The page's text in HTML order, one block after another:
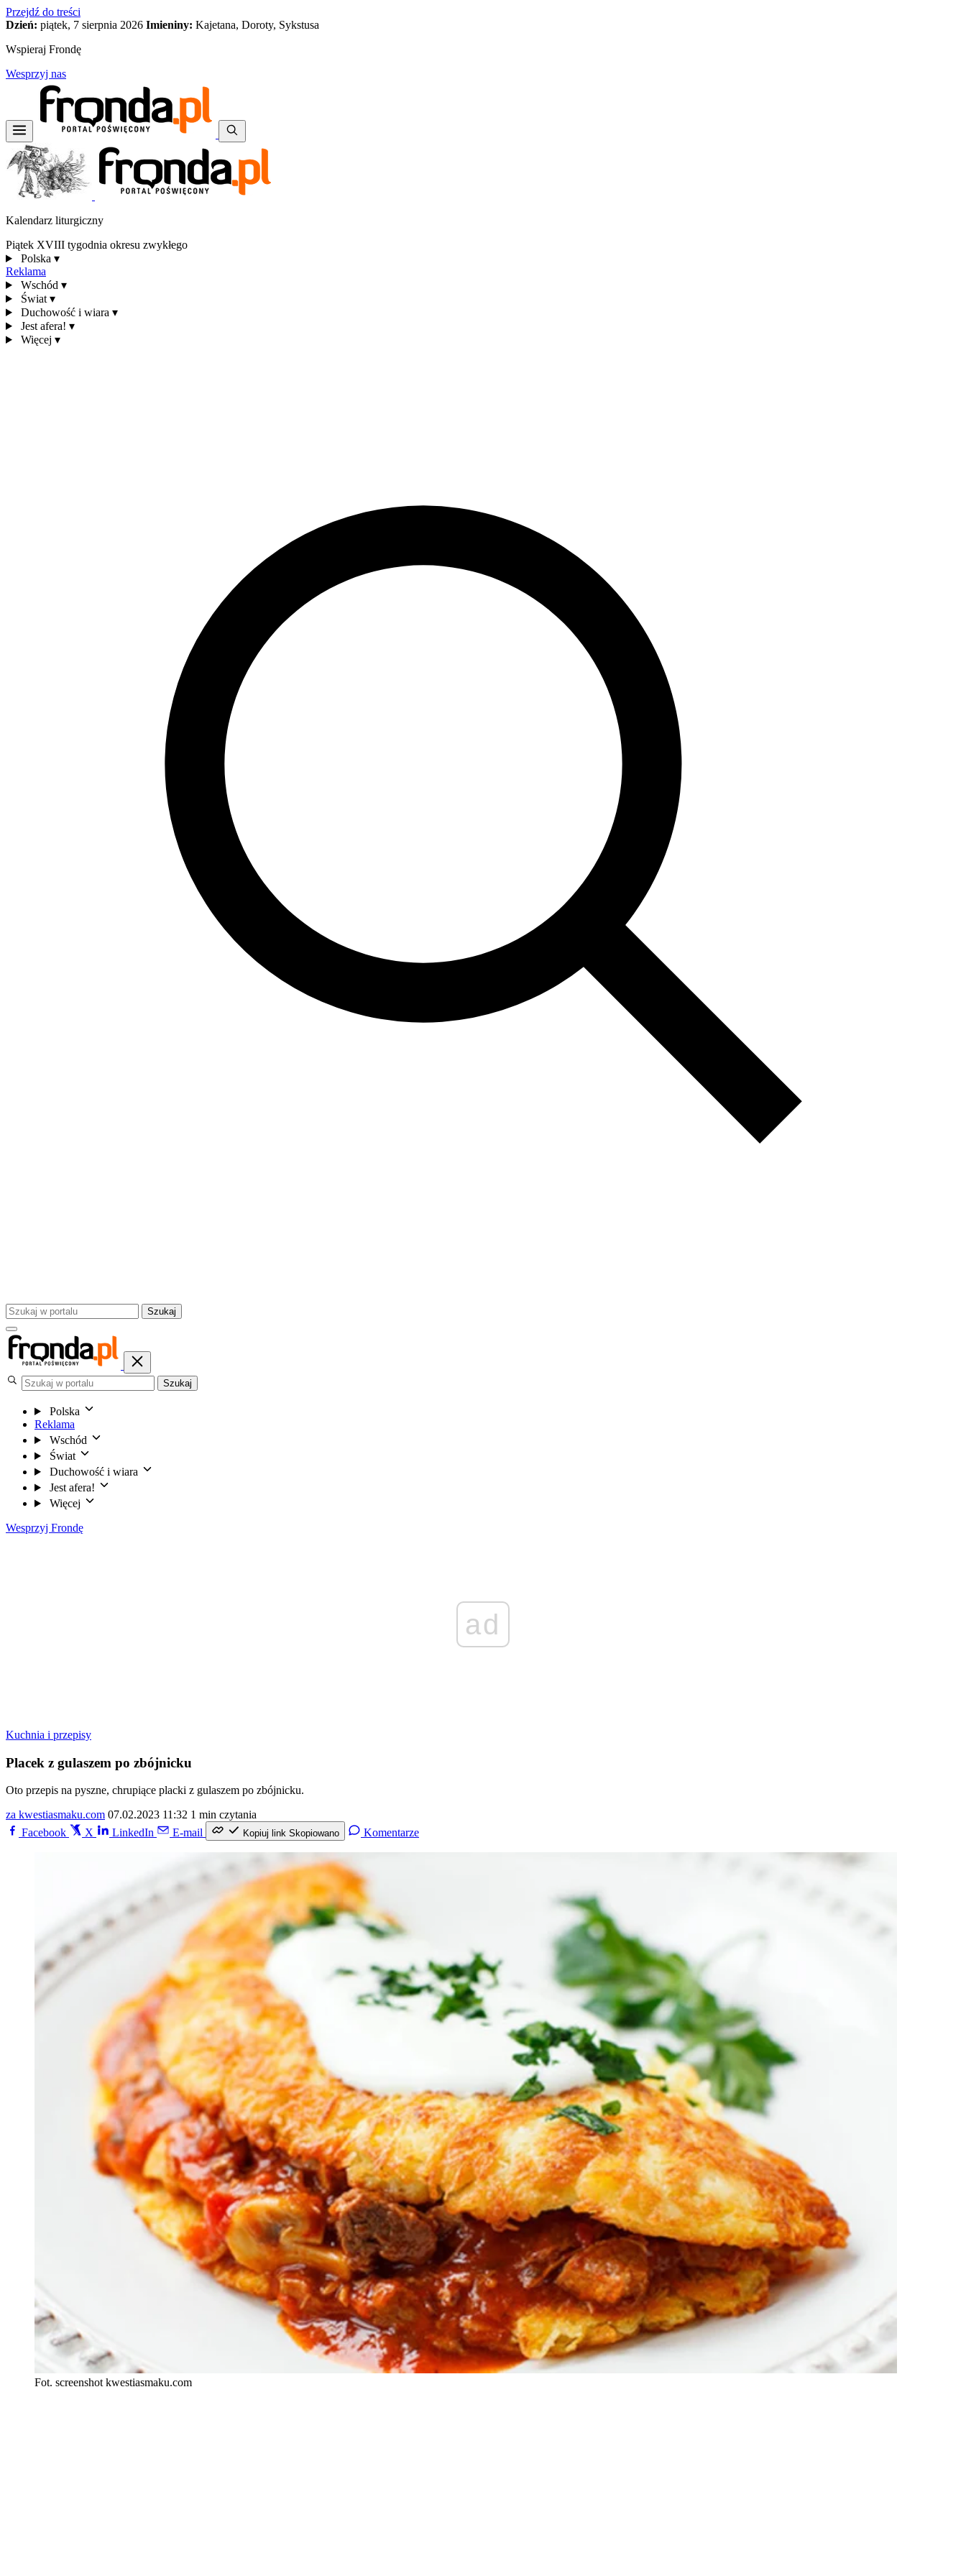
Przejdź do treści
Dzień: piątek, 7 sierpnia 2026 Imieniny: Kajetana, Doroty, Sykstusa
Wspieraj Frondę
Wesprzyj nas
Kalendarz liturgiczny
Piątek XVIII tygodnia okresu zwykłego
Polska ▾
Reklama
Wschód ▾
Świat ▾
Duchowość i wiara ▾
Jest afera! ▾
Więcej ▾
Szukaj
Szukaj
Polska
Reklama
Wschód
Świat
Duchowość i wiara
Jest afera!
Więcej
Wesprzyj Frondę
ad
Kuchnia i przepisy
Placek z gulaszem po zbójnicku
Oto przepis na pyszne, chrupiące placki z gulaszem po zbójnicku.
za kwestiasmaku.com 07.02.2023 11:32 1 min czytania
Facebook
X LinkedIn E-mail Kopiuj link Skopiowano Komentarze
Fot. screenshot kwestiasmaku.com